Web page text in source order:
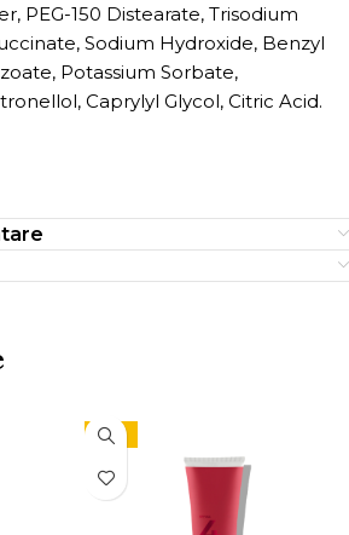
PEG-150 Distearate, Trisodium
Sodium Hydroxide, Benzyl
Potassium Sorbate,
Caprylyl Glycol, Citric Acid.
-15%